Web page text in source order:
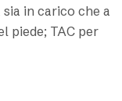
sia in carico che a
piede; TAC per